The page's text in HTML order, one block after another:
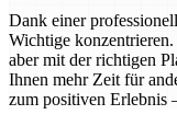
Dank einer
Wichtige
aber mit der richtigen
Ihnen mehr Zeit für
zum positiven Erlebnis